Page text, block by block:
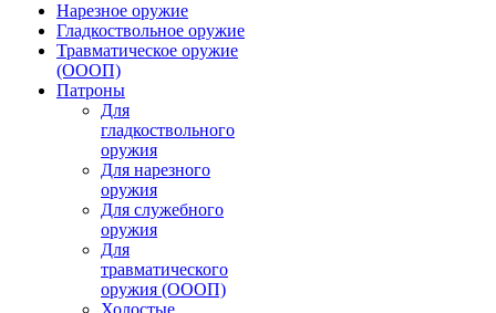
Нарезное оружие
Гладкоствольное оружие
Травматическое оружие
(ОООП)
Патроны
Для
гладкоствольного
оружия
Для нарезного
оружия
Для служебного
оружия
Для
травматического
оружия (ОООП)
Холостые,